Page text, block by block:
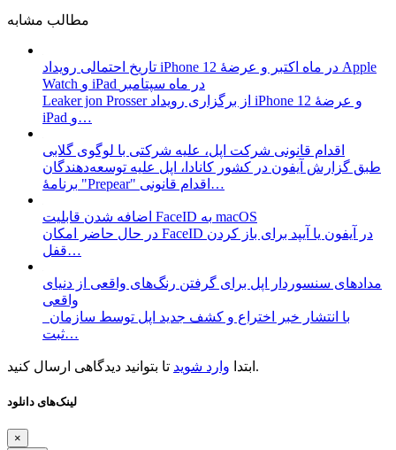
مطالب مشابه
تاریخ احتمالی رویداد iPhone 12 در ماه اکتبر و عرضۀ Apple
Watch و iPad در ماه سپتامبر
Leaker jon Prosser از برگزاری رویداد iPhone 12 و عرضۀ
iPad و…
طبق گزارش آیفون در کشور کانادا، اپل علیه توسعه‌دهندگان
برنامۀ "Prepear" اقدام قانونی…
اضافه شدن قابلیت FaceID به macOS
در حال حاضر امکان FaceID در آیفون یا آیپد برای باز کردن
قفل…
مداد‌های سنسوردار اپل برای گرفتن رنگ‌های واقعی از دنیای
ثبت…
ابتدا وارد شوید تا بتوانید دیدگاهی ارسال کنید.
لینک‌های دانلود
×